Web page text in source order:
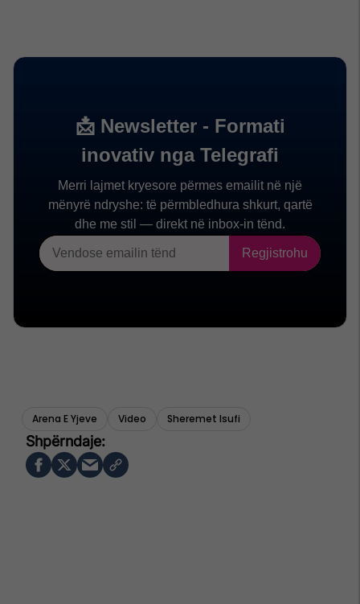
Arena E Yjeve Video Sheremet Isufi